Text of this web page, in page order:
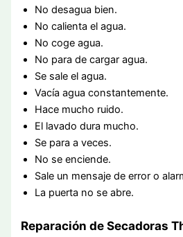
No desagua bien.
No calienta el agua.
No coge agua.
No para de cargar agua.
Se sale el agua.
Vacía agua constantemente.
Hace mucho ruido.
El lavado dura mucho.
Se para a veces.
No se enciende.
Sale un mensaje de error o
La puerta no se abre.
Reparación de Secadoras